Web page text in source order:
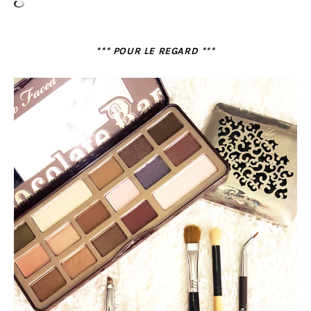
*** POUR LE REGARD ***